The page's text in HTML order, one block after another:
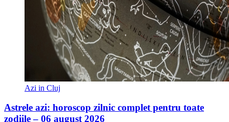
Azi in Cluj
Astrele azi: horoscop zilnic complet pentru toate
zodiile – 06 august 2026